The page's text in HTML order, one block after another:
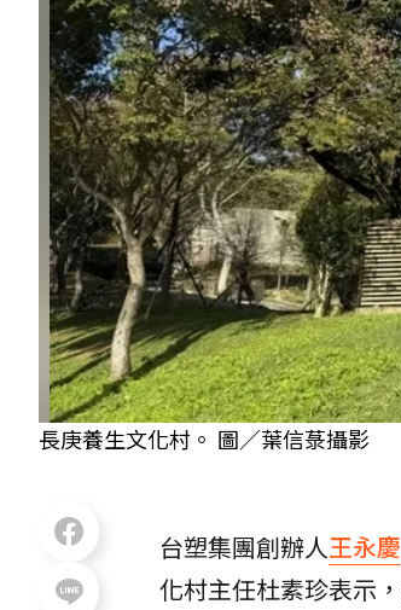
長庚養生文化村。 圖／葉信菉攝影
台塑集團創辦人王永慶
化村主任杜素珍表示，